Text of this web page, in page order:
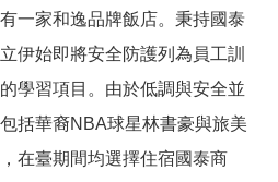
一家和逸品牌飯店。秉持國泰
伊始即將安全防護列為員工訓
學習項目。由於低調與安全並
括華裔NBA球星林書豪與旅美
在臺期間均選擇住宿國泰商